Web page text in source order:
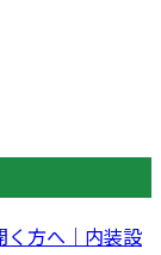
く方へ｜内装設